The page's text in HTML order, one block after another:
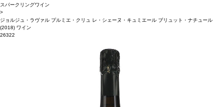
スパークリングワイン
>
ジョルジュ・ラヴァル プルミエ・クリュ レ・シェーヌ・キュミエール ブリュット・ナチュール
(2018) ワイン
26322